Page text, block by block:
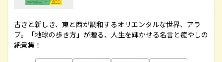
古きと新しき、東と西が調和するオリエンタルな世界、アラ
ブ。「地球の歩き方」が贈る、人生を輝かせる名言と癒やしの
絶景集！